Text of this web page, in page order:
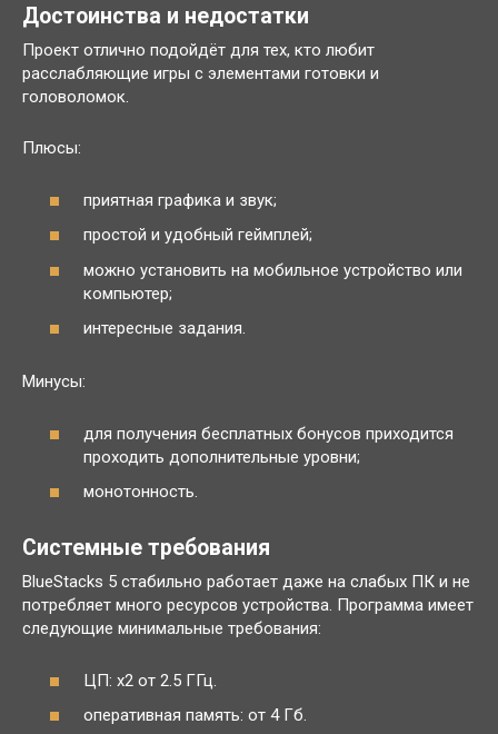
Достоинства и недостатки
Проект отлично подойдёт для тех, кто любит
расслабляющие игры с элементами готовки и
головоломок.
Плюсы:
приятная графика и звук;
простой и удобный геймплей;
можно установить на мобильное устройство или
компьютер;
интересные задания.
Минусы:
для получения бесплатных бонусов приходится
проходить дополнительные уровни;
монотонность.
Системные требования
BlueStacks 5 стабильно работает даже на слабых ПК и не
потребляет много ресурсов устройства. Программа имеет
следующие минимальные требования:
ЦП: x2 от 2.5 ГГц.
оперативная память: от 4 Гб.